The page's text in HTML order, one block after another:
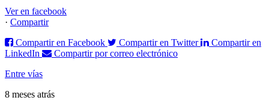
Ver en facebook
· Compartir
Compartir en Facebook
Compartir en Twitter
Compartir en
LinkedIn
Compartir por correo electrónico
Entre vías
8 meses atrás